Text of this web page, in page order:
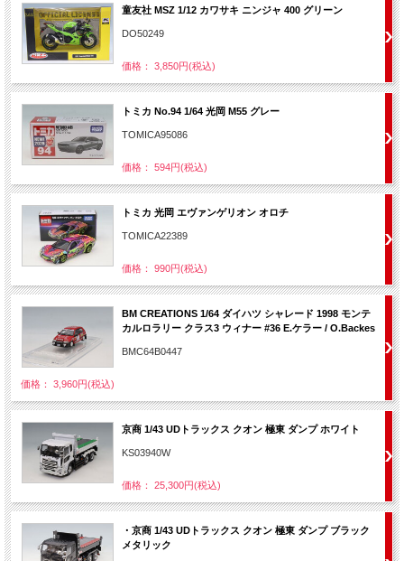
童友社 MSZ 1/12 カワサキ ニンジャ 400 グリーン
DO50249
価格： 3,850円(税込)
トミカ No.94 1/64 光岡 M55 グレー
TOMICA95086
価格： 594円(税込)
トミカ 光岡 エヴァンゲリオン オロチ
TOMICA22389
価格： 990円(税込)
BM CREATIONS 1/64 ダイハツ シャレード 1998 モンテ
カルロラリー クラス3 ウィナー #36 E.ケラー / O.Backes
BMC64B0447
価格： 3,960円(税込)
京商 1/43 UDトラックス クオン 極東 ダンプ ホワイト
KS03940W
価格： 25,300円(税込)
・京商 1/43 UDトラックス クオン 極東 ダンプ ブラック
メタリック